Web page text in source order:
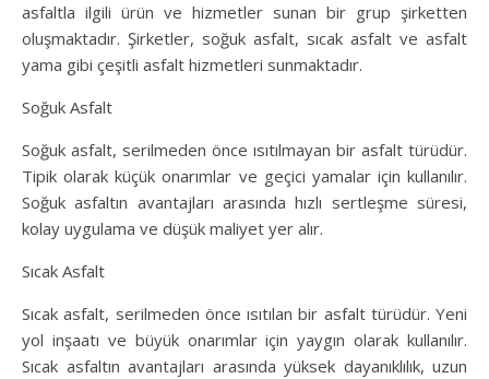
asfaltla ilgili ürün ve hizmetler sunan bir grup şirketten
oluşmaktadır. Şirketler, soğuk asfalt, sıcak asfalt ve asfalt
yama gibi çeşitli asfalt hizmetleri sunmaktadır.
Soğuk Asfalt
Soğuk asfalt, serilmeden önce ısıtılmayan bir asfalt türüdür.
Tipik olarak küçük onarımlar ve geçici yamalar için kullanılır.
Soğuk asfaltın avantajları arasında hızlı sertleşme süresi,
kolay uygulama ve düşük maliyet yer alır.
Sıcak Asfalt
Sıcak asfalt, serilmeden önce ısıtılan bir asfalt türüdür. Yeni
yol inşaatı ve büyük onarımlar için yaygın olarak kullanılır.
Sıcak asfaltın avantajları arasında yüksek dayanıklılık, uzun